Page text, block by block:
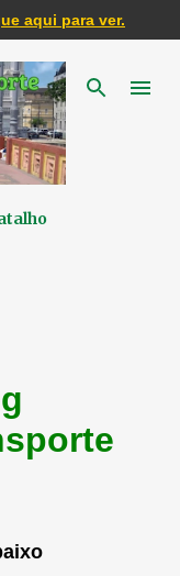
aqui para ver.